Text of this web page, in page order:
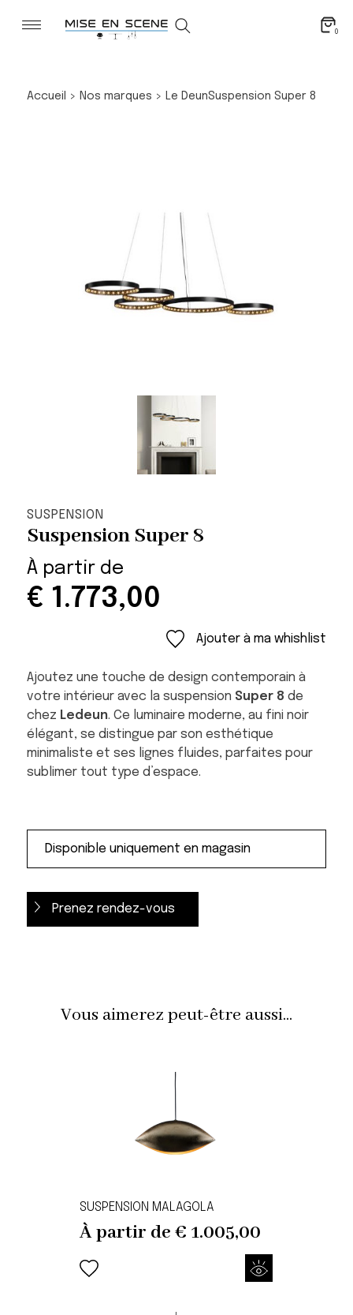
0
Accueil > Nos marques > Le DeunSuspension Super 8
SUSPENSION
Suspension Super 8
À partir de
€ 1.773,00
Ajouter à ma whishlist
Ajoutez une touche de design contemporain à
votre intérieur avec la suspension Super 8 de
chez Ledeun. Ce luminaire moderne, au fini noir
élégant, se distingue par son esthétique
minimaliste et ses lignes fluides, parfaites pour
sublimer tout type d’espace.
Prenez rendez-vous
Vous aimerez peut-être aussi...
SUSPENSION MALAGOLA
À partir de€ 1.005,00